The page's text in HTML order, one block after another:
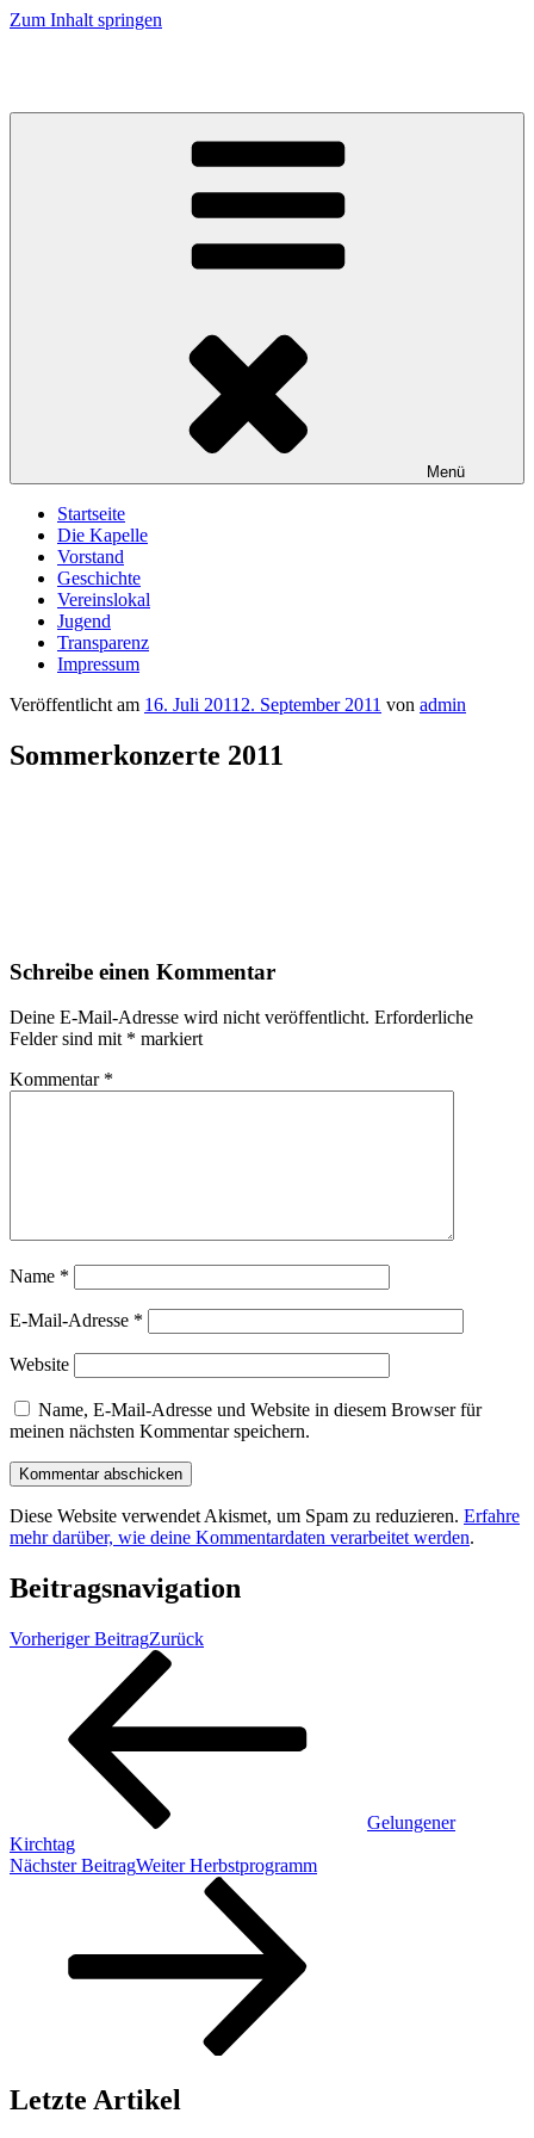
Zum Inhalt springen
Menü
Startseite
Die Kapelle
Vorstand
Geschichte
Vereinslokal
Jugend
Transparenz
Impressum
Veröffentlicht am 16. Juli 2011 2. September 2011 von admin
Sommerkonzerte 2011
Schreibe einen Kommentar
Deine E-Mail-Adresse wird nicht veröffentlicht. Erforderliche
Felder sind mit * markiert
Kommentar *
Name *
E-Mail-Adresse *
Website
Name, E-Mail-Adresse und Website in diesem Browser für
meinen nächsten Kommentar speichern.
Diese Website verwendet Akismet, um Spam zu reduzieren. Erfahre
mehr darüber, wie deine Kommentardaten verarbeitet werden.
Beitragsnavigation
Vorheriger BeitragZurück
Gelungener
Kirchtag
Nächster BeitragWeiter Herbstprogramm
Letzte Artikel